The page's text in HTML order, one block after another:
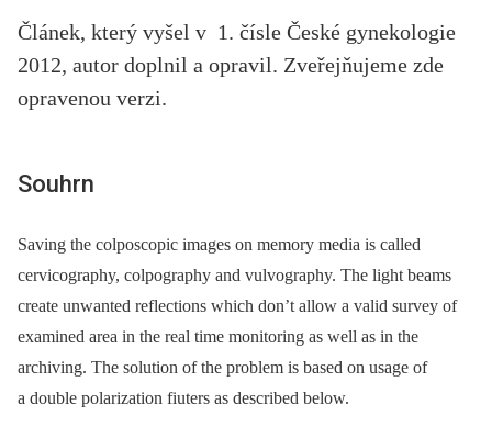
Článek, který vyšel v 1. čísle České gynekologie
2012, autor doplnil a opravil. Zveřejňujeme zde
opravenou verzi.
Souhrn
Saving the colposcopic images on memory media is called
cervicography, colpography and vulvography. The light beams
create unwanted reflections which don’t allow a valid survey of
examined area in the real time monitoring as well as in the
archiving. The solution of the problem is based on usage of
a double polarization fiuters as described below.